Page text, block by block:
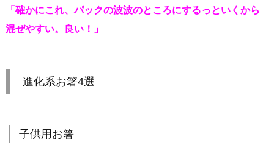
「確かにこれ、パックの波波のところにするっといくから
混ぜやすい。良い！」
進化系お箸4選
子供用お箸